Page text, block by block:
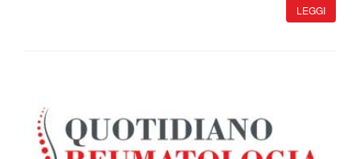
LEGGI